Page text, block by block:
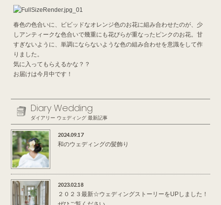
春色の色合いに、ビビッドなオレンジ色のお花に組み合わせたのが、少
しアンティークな色合いで幾重にも花びらが重なったピンクのお花。甘
すぎないように、単調にならないような色の組み合わせを意識をして作
りました。
気に入ってもらえるかな？？
お届けは今月中です！
Diary Wedding
ダイアリー ウェディング 最新記事
2024.09.17
和のウェディングの髪飾り
2023.02.18
２０２３最新☆ウェディングストーリーをUPしました！